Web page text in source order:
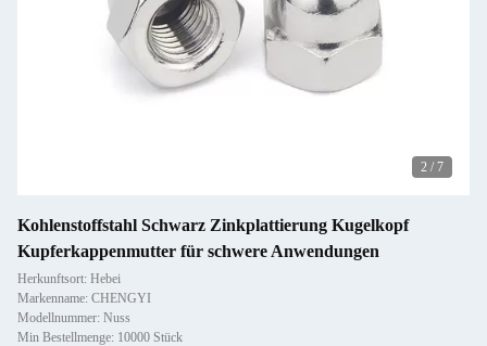
2 / 7
Kohlenstoffstahl Schwarz Zinkplattierung Kugelkopf
Kupferkappenmutter für schwere Anwendungen
Herkunftsort: Hebei
Markenname: CHENGYI
Modellnummer: Nuss
Min Bestellmenge: 10000 Stück